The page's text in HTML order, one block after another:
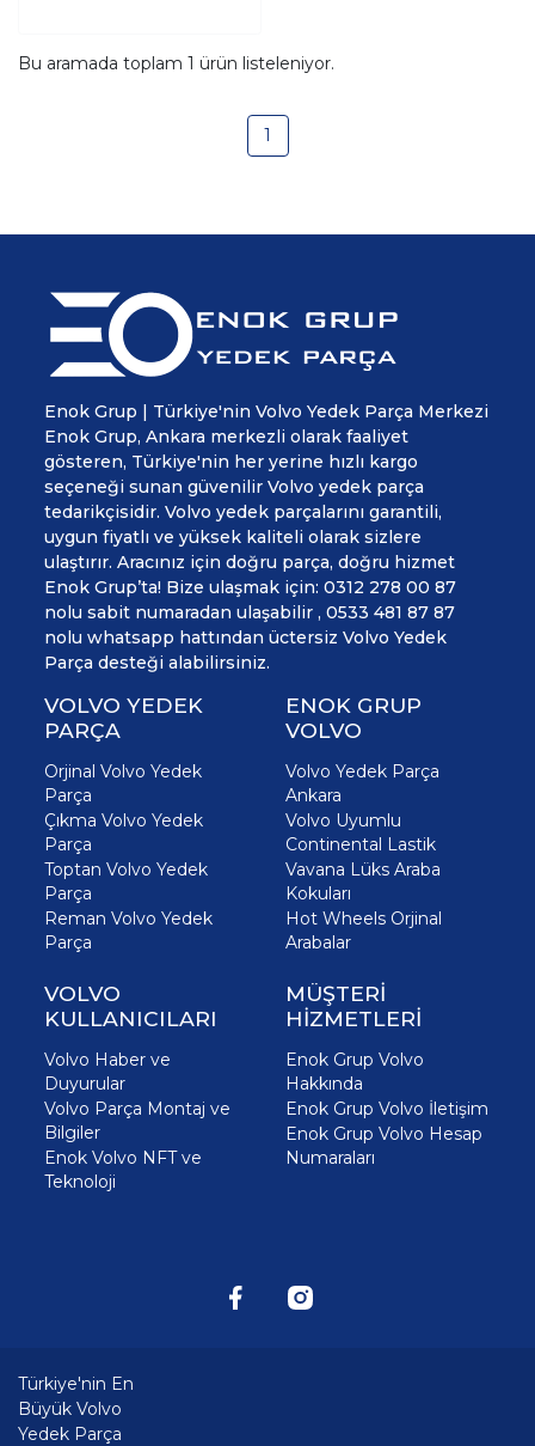
Bu aramada toplam 1 ürün listeleniyor.
1
Enok Grup | Türkiye'nin Volvo Yedek Parça Merkezi
Enok Grup, Ankara merkezli olarak faaliyet
gösteren, Türkiye'nin her yerine hızlı kargo
seçeneği sunan güvenilir Volvo yedek parça
tedarikçisidir. Volvo yedek parçalarını garantili,
uygun fiyatlı ve yüksek kaliteli olarak sizlere
ulaştırır. Aracınız için doğru parça, doğru hizmet
Enok Grup’ta! Bize ulaşmak için: 0312 278 00 87
nolu sabit numaradan ulaşabilir , 0533 481 87 87
nolu whatsapp hattından üctersiz Volvo Yedek
Parça desteği alabilirsiniz.
VOLVO YEDEK
PARÇA
Orjinal Volvo Yedek
Parça
Çıkma Volvo Yedek
Parça
Toptan Volvo Yedek
Parça
Reman Volvo Yedek
Parça
ENOK GRUP
VOLVO
Volvo Yedek Parça
Ankara
Volvo Uyumlu
Continental Lastik
Vavana Lüks Araba
Kokuları
Hot Wheels Orjinal
Arabalar
VOLVO
KULLANICILARI
Volvo Haber ve
Duyurular
Volvo Parça Montaj ve
Bilgiler
Enok Volvo NFT ve
Teknoloji
MÜŞTERİ
HİZMETLERİ
Enok Grup Volvo
Hakkında
Enok Grup Volvo İletişim
Enok Grup Volvo Hesap
Numaraları
Türkiye'nin En
Büyük Volvo
Yedek Parça